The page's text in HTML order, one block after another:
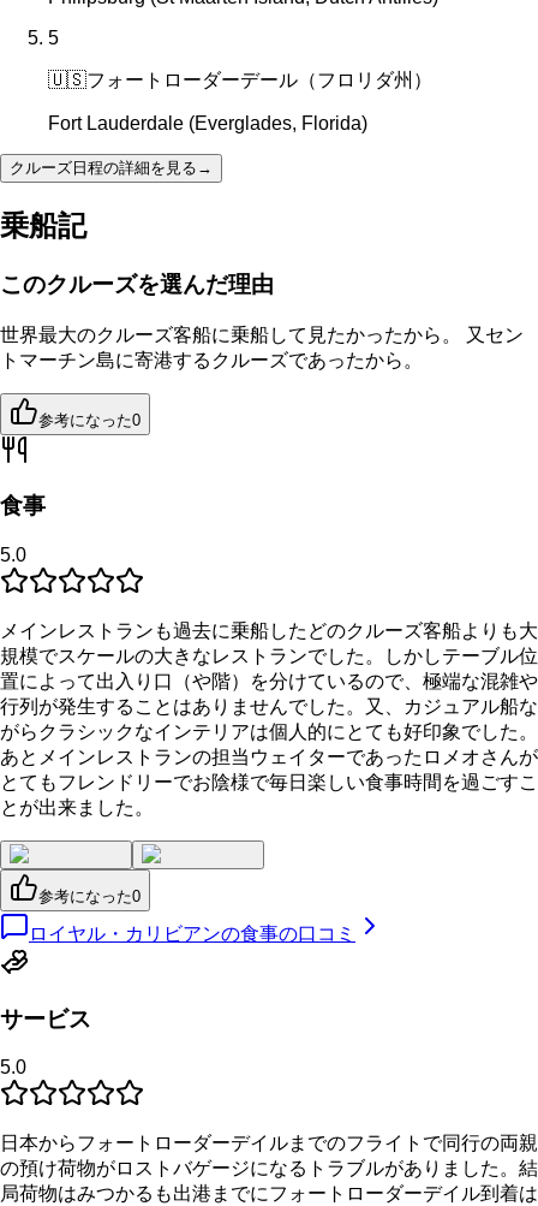
5
🇺🇸フォートローダーデール（フロリダ州）
Fort Lauderdale (Everglades, Florida)
クルーズ日程の詳細を見る →
乗船記
このクルーズを選んだ理由
世界最大のクルーズ客船に乗船して見たかったから。 又セン
トマーチン島に寄港するクルーズであったから。
参考になった0
食事
5.0
メインレストランも過去に乗船したどのクルーズ客船よりも大
規模でスケールの大きなレストランでした。しかしテーブル位
置によって出入り口（や階）を分けているので、極端な混雑や
行列が発生することはありませんでした。又、カジュアル船な
がらクラシックなインテリアは個人的にとても好印象でした。
あとメインレストランの担当ウェイターであったロメオさんが
とてもフレンドリーでお陰様で毎日楽しい食事時間を過ごすこ
とが出来ました。
参考になった0
ロイヤル・カリビアンの食事の口コミ
サービス
5.0
日本からフォートローダーデイルまでのフライトで同行の両親
の預け荷物がロストバゲージになるトラブルがありました。結
局荷物はみつかるも出港までにフォートローダーデイル到着は